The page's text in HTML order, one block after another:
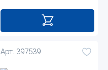
Арт. 397539